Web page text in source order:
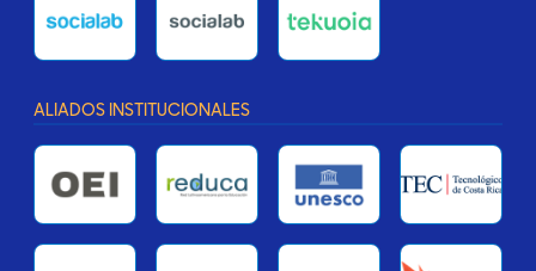
ALIADOS INSTITUCIONALES